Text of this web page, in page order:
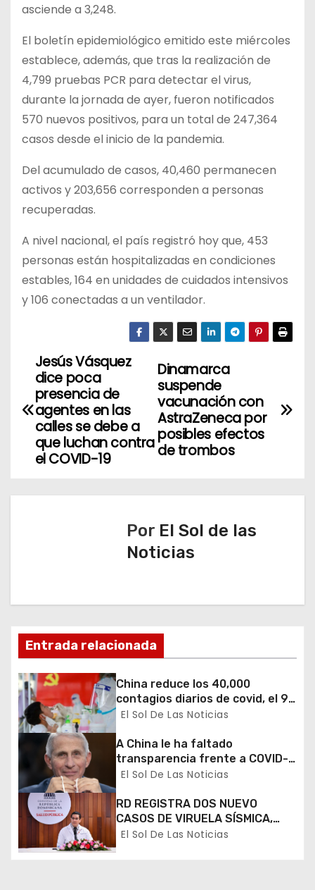
asciende a 3,248.
El boletín epidemiológico emitido este miércoles
establece, además, que tras la realización de
4,799 pruebas PCR para detectar el virus,
durante la jornada de ayer, fueron notificados
570 nuevos positivos, para un total de 247,364
casos desde el inicio de la pandemia.
Del acumulado de casos, 40,460 permanecen
activos y 203,656 corresponden a personas
recuperadas.
A nivel nacional, el país registró hoy que, 453
personas están hospitalizadas en condiciones
estables, 164 en unidades de cuidados intensivos
y 106 conectadas a un ventilador.
N
a
ó
n
d
e
e
n
t
r
a
Dinamarca
suspende
vacunación con
AstraZeneca por
posibles efectos
de trombos
Jesús Vásquez
dice poca
presencia de
agentes en las
calles se debe a
que luchan contra
el COVID-19
Por El Sol de las
Noticias
Entrada relacionada
China reduce los 40,000
contagios diarios de covid, el 90
% asintomáticos
El Sol De Las Noticias
A China le ha faltado
transparencia frente a COVID-
19, dice Anthony Fauci
El Sol De Las Noticias
RD REGISTRA DOS NUEVO
CASOS DE VIRUELA SÍSMICA,
SUMAN 31 LOS AFECTADOS POR
LA ENFERMEDAD
El Sol De Las Noticias